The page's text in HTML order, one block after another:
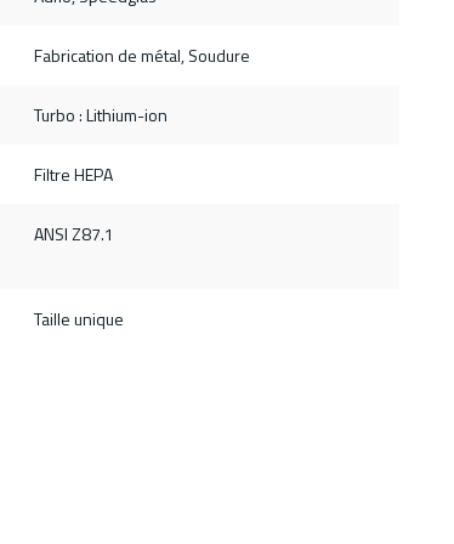
Fabrication de métal, Soudure
Turbo : Lithium-ion
Filtre HEPA
ANSI Z87.1
Taille unique